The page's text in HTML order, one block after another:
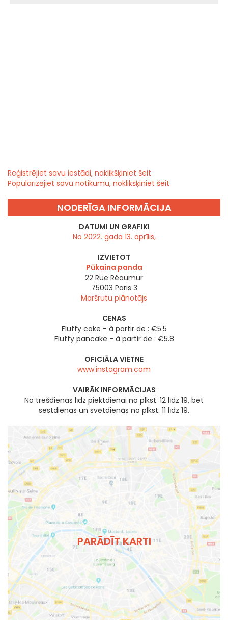
Reģistrējiet savu iestādi, noklikšķiniet šeit
Popularizējiet savu notikumu, noklikšķiniet šeit
NODERĪGA INFORMĀCIJA
DATUMI UN GRAFIKI
No 2022. gada 13. aprīlis,
IZVIETOT
Pūkaina panda
22 Rue Réaumur
75003 Paris 3
Maršrutu plānotājs
CENAS
Fluffy cake - à partir de : €5.5
Fluffy pancake - à partir de : €5.8
OFICIĀLA VIETNE
www.instagram.com
VAIRĀK INFORMĀCIJAS
No trešdienas līdz piektdienai no plkst. 12 līdz 19, bet
sestdienās un svētdienās no plkst. 11 līdz 19.
PARĀDĪT KARTI